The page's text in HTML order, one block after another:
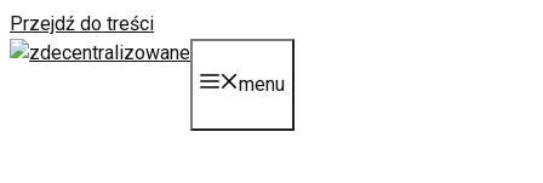
Przejdź do treści
menu